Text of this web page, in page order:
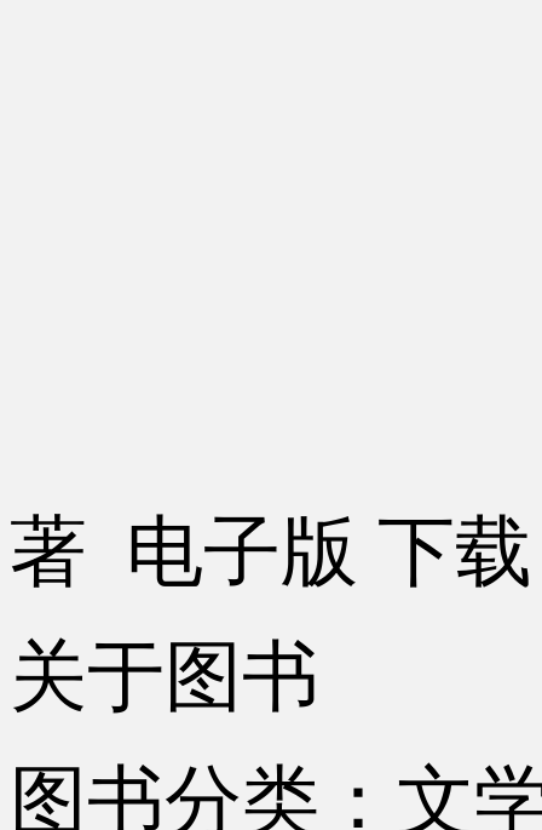
著 电子版 下载
关于图书
图书分类：文